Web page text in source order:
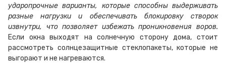
ударопрочные варианты, которые способны выдерживать
разные нагрузки и обеспечивать блокировку створок
извнутри, что позволяет избежать проникновения воров.
Если окна выходят на солнечную сторону дома, стоит
рассмотреть солнцезащитные стеклопакеты, которые не
выгорают и не нагреваются.